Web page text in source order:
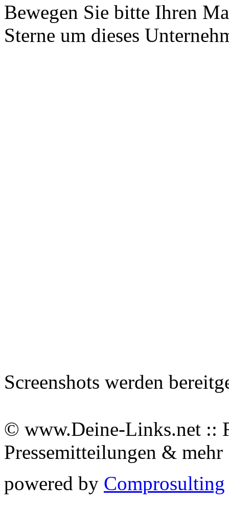
Bewegen Sie bitte Ihren
Sterne um dieses
Screenshots werden
© www.Deine-Links.net ::
Pressemitteilungen &
powered by Comprosulting